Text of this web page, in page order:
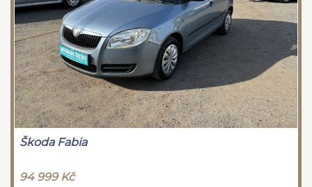
Škoda Fabia
94 999 Kč